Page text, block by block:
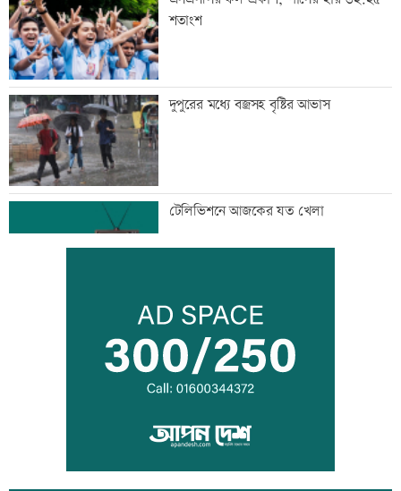
শতাংশ
দুপুরের মধ্যে বজ্রসহ বৃষ্টির আভাস
টেলিভিশনে আজকের যত খেলা
সপ্তাহের শুরুতেই বিশ্ববাজারে বাড়ল তেলের
দাম
সোমবার রাজধানীর যেসব দোকান-মার্কেট
বন্ধ